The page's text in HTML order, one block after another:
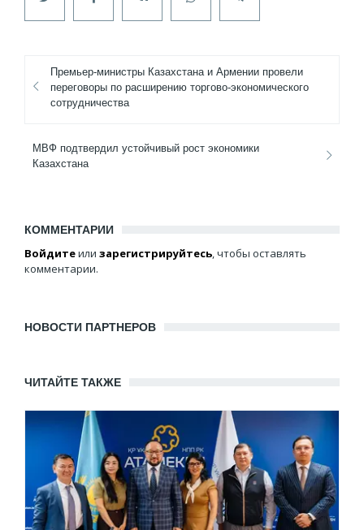
Премьер-министры Казахстана и Армении провели
переговоры по расширению торгово-экономического
сотрудничества
МВФ подтвердил устойчивый рост экономики
Казахстана
КОММЕНТАРИИ
Войдитеили зарегистрируйтесь, чтобы оставлять
комментарии.
НОВОСТИ ПАРТНЕРОВ
ЧИТАЙТЕ ТАКЖЕ